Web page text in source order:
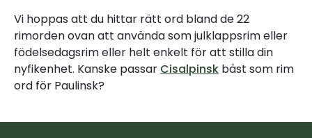
Vi hoppas att du hittar rätt ord bland de 22
rimorden ovan att använda som julklappsrim eller
födelsedagsrim eller helt enkelt för att stilla din
nyfikenhet. Kanske passar Cisalpinsk bäst som rim
ord för Paulinsk?